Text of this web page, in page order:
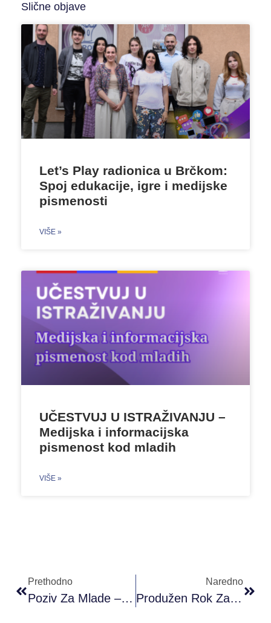
Slične objave
Let’s Play radionica u Brčkom:
Spoj edukacije, igre i medijske
pismenosti
VIŠE »
UČESTVUJ U ISTRAŽIVANJU –
Medijska i informacijska
pismenost kod mladih
VIŠE »
Prethodno
Poziv Za Mlade – “I Šta Ćemo Sad?”
Naredno
Produžen Rok Za Prijave – YEEP II